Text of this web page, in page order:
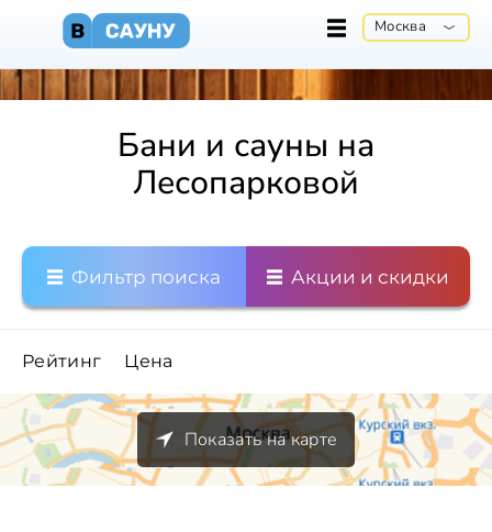
Москва
Бани и сауны на
Лесопарковой
Фильтр поиска Акции и скидки
Рейтинг Цена
Показать на карте